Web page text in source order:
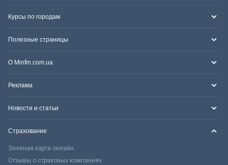
Курсы по городам
Полезные страницы
О Minfin.com.ua
Реклама
Новости и статьи
Страхование
Зеленая карта онлайн
Отзывы о страховых компаниях